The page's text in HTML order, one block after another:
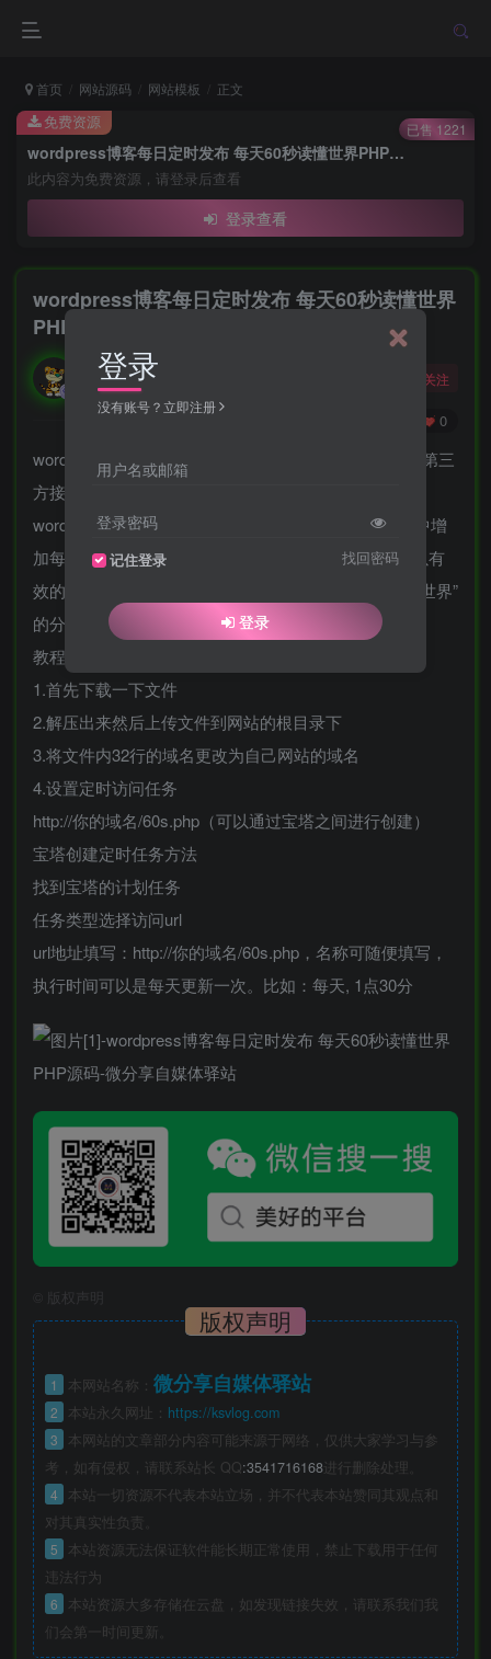
首页 网站源码 网站模板 正文
wordpress博客每日定时发布 每天60秒读懂世界PHP源码
此内容为免费资源，请登录后查看
登录查看
免费资源 已售 1221
wordpress博客每日定时发布 每天60秒读懂世界
PHP源码
勇敢的大野狼
酒醒只在花前坐，酒醉还来花下眠。
关注
0
wordpress博客每日定时发布《每天60秒读懂世界》非第三
方接口，采集知乎秒读懂世界接口，该源码适用于
wordpress博客通过本篇教程可以在自己的wordperss中增
加每日定时发布《每天60秒读懂世界》中的文章，可以有
效的提高站点的SEO，并且自动创建到“每天60秒读懂世界”
的分类中。
教程如下：
1.首先下载一下文件
2.解压出来然后上传文件到网站的根目录下
3.将文件内32行的域名更改为自己网站的域名
4.设置定时访问任务
http://你的域名/60s.php（可以通过宝塔之间进行创建）
宝塔创建定时任务方法
找到宝塔的计划任务
任务类型选择访问url
url地址填写：http://你的域名/60s.php，名称可随便填写，
执行时间可以是每天更新一次。比如：每天, 1点30分
版权声明
版权声明
1 本网站名称： 微分享自媒体驿站
2 本站永久网址： https://ksvlog.com
3
本网站的文章部分内容可能来源于网络，仅供大家学习与参
考，如有侵权，请联系站长 QQ:3541716168进行删除处理。
4
本站一切资源不代表本站立场，并不代表本站赞同其观点和
对其真实性负责。
5
本站资源无法保证软件能长期正常使用，禁止下载用于任何
违法行为
6
本站资源大多存储在云盘，如发现链接失效，请联系我们我
们会第一时间更新。
登录
没有账号？立即注册
用户名或邮箱
登录密码
记住登录 找回密码
登录